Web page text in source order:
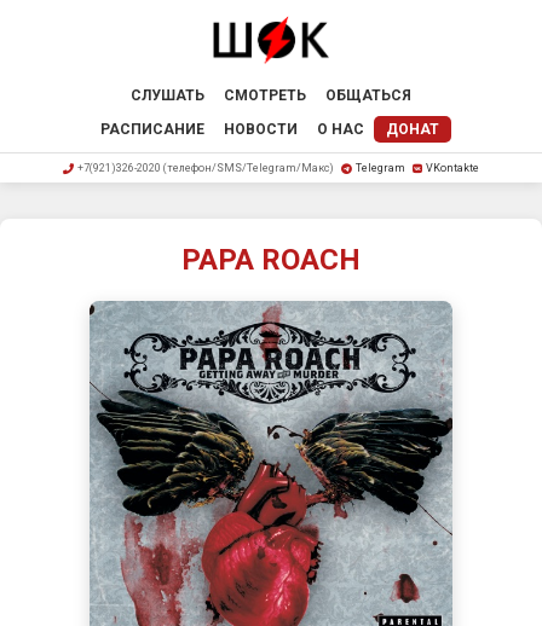
СЛУШАТЬ СМОТРЕТЬ
ОБЩАТЬСЯ
РАСПИСАНИЕ
НОВОСТИ О НАС ДОНАТ
+7(921)326-2020 (телефон/SMS/Telegram/Макс) Telegram VKontakte
PAPA ROACH